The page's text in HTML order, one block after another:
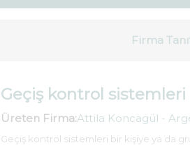
Firma
Geçiş kontrol sistemleri
Üreten Firma:Attila Koncagül -
Geçiş kontrol sistemleri bir kişiye ya da